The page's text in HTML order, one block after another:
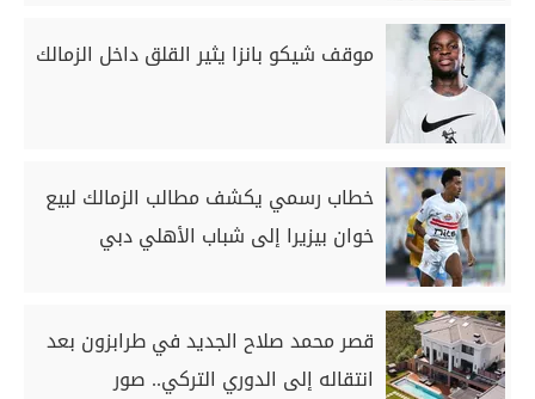
موقف شيكو بانزا يثير القلق داخل الزمالك
خطاب رسمي يكشف مطالب الزمالك لبيع
خوان بيزيرا إلى شباب الأهلي دبي
قصر محمد صلاح الجديد في طرابزون بعد
انتقاله إلى الدوري التركي.. صور